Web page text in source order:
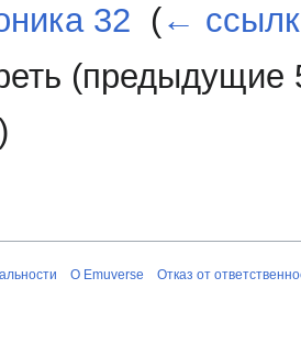
32 (←
(предыдущие
О Emuverse Отказ от